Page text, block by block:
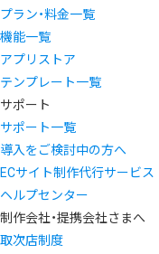
プラン・料金一覧
機能一覧
アプリストア
テンプレート一覧
サポート
サポート一覧
導入をご検討中の方へ
ECサイト制作代行サービス
ヘルプセンター
制作会社・提携会社さまへ
取次店制度